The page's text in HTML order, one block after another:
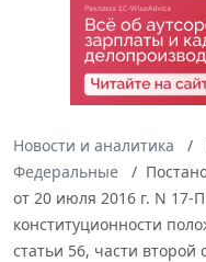
Новости и аналитика
Федеральные
от 20 июля 2016 г. N 17-
конституционности
статьи 56, части второй